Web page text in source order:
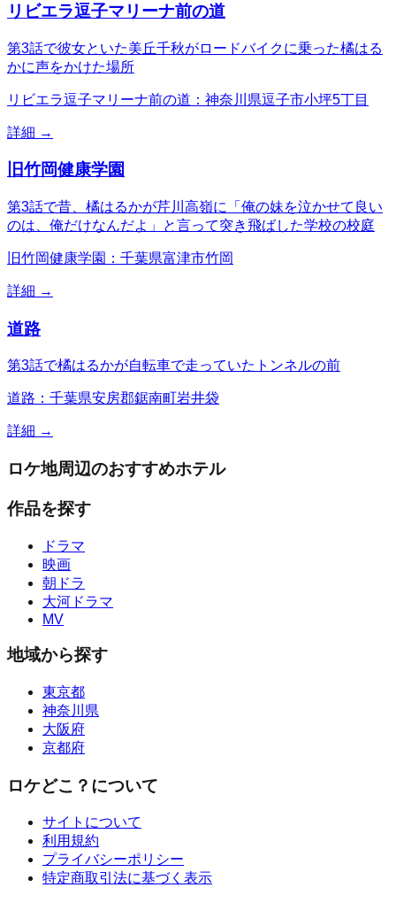
リビエラ逗子マリーナ前の道
第3話で彼女といた美丘千秋がロードバイクに乗った橘はる
かに声をかけた場所
リビエラ逗子マリーナ前の道：神奈川県逗子市小坪5丁目
詳細 →
旧竹岡健康学園
第3話で昔、橘はるかが芹川高嶺に「俺の妹を泣かせて良い
のは、俺だけなんだよ」と言って突き飛ばした学校の校庭
旧竹岡健康学園：千葉県富津市竹岡
詳細 →
道路
第3話で橘はるかが自転車で走っていたトンネルの前
道路：千葉県安房郡鋸南町岩井袋
詳細 →
ロケ地周辺のおすすめホテル
作品を探す
ドラマ
映画
朝ドラ
大河ドラマ
MV
地域から探す
東京都
神奈川県
大阪府
京都府
ロケどこ？について
サイトについて
利用規約
プライバシーポリシー
特定商取引法に基づく表示